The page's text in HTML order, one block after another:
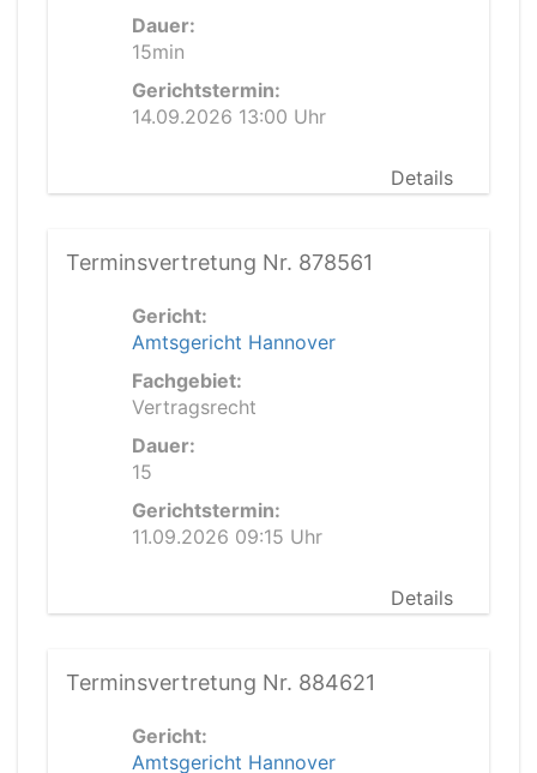
Dauer:
15min
Gerichtstermin:
14.09.2026 13:00 Uhr
Details
Terminsvertretung Nr. 878561
Gericht:
Amtsgericht Hannover
Fachgebiet:
Vertragsrecht
Dauer:
15
Gerichtstermin:
11.09.2026 09:15 Uhr
Details
Terminsvertretung Nr. 884621
Gericht:
Amtsgericht Hannover